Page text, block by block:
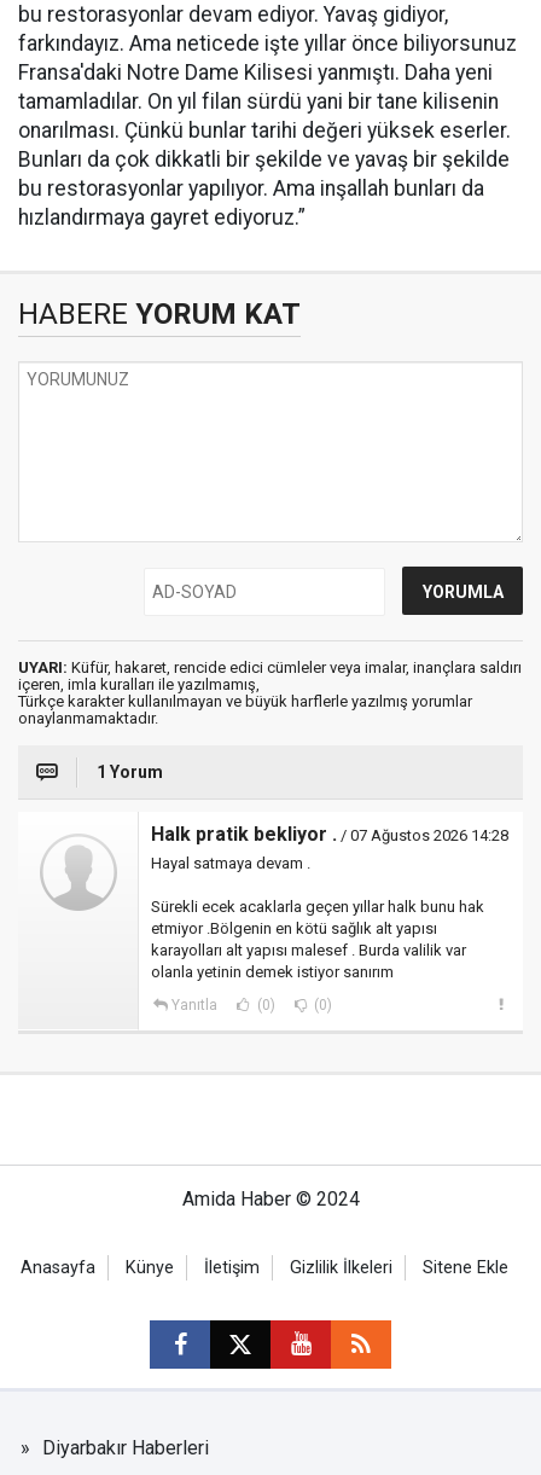
bu restorasyonlar devam ediyor. Yavaş gidiyor,
farkındayız. Ama neticede işte yıllar önce biliyorsunuz
Fransa'daki Notre Dame Kilisesi yanmıştı. Daha yeni
tamamladılar. On yıl filan sürdü yani bir tane kilisenin
onarılması. Çünkü bunlar tarihi değeri yüksek eserler.
Bunları da çok dikkatli bir şekilde ve yavaş bir şekilde
bu restorasyonlar yapılıyor. Ama inşallah bunları da
hızlandırmaya gayret ediyoruz.”
HABERE YORUM KAT
UYARI: Küfür, hakaret, rencide edici cümleler veya imalar, inançlara saldırı
içeren, imla kuralları ile yazılmamış,
Türkçe karakter kullanılmayan ve büyük harflerle yazılmış yorumlar
onaylanmamaktadır.
1 Yorum
Halk pratik bekliyor . / 07 Ağustos 2026 14:28
Hayal satmaya devam .
Sürekli ecek acaklarla geçen yıllar halk bunu hak
etmiyor .Bölgenin en kötü sağlık alt yapısı
karayolları alt yapısı malesef . Burda valilik var
olanla yetinin demek istiyor sanırım
Yanıtla (0) (0)
Amida Haber © 2024
Anasayfa Künye İletişim Gizlilik İlkeleri Sitene Ekle
Diyarbakır Haberleri